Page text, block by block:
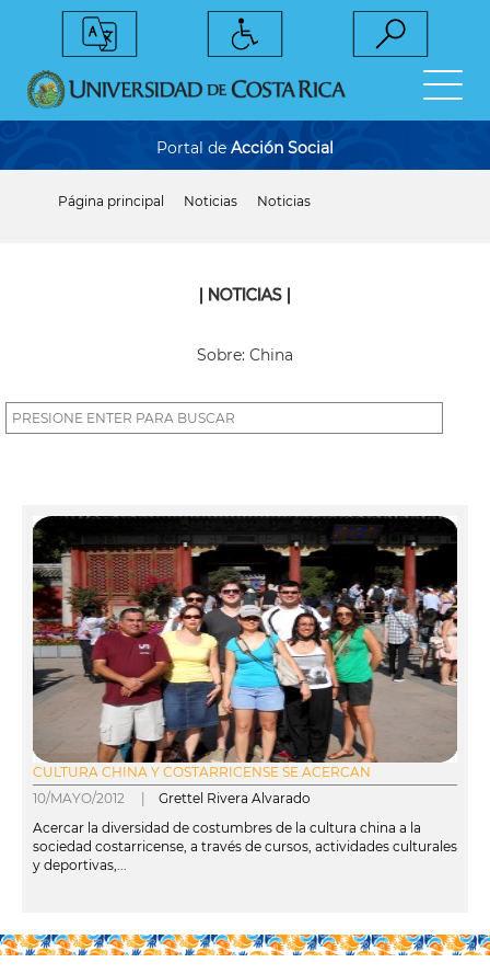
Portal de Acción Social
Página principal Noticias Noticias
| NOTICIAS |
Sobre: China
CULTURA CHINA Y COSTARRICENSE SE ACERCAN
10/MAYO/2012 | Grettel Rivera Alvarado
Acercar la diversidad de costumbres de la cultura china a la
sociedad costarricense, a través de cursos, actividades culturales
y deportivas,...